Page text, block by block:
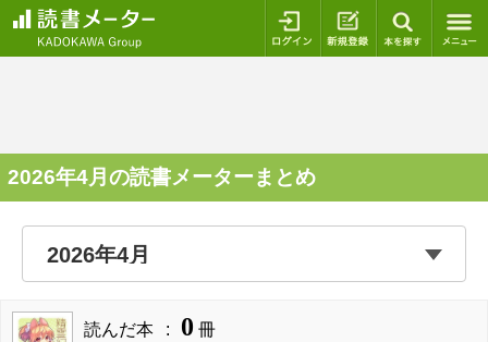
ログイン 新規登録
2026年4月の読書メーターまとめ
読んだ本 0 冊